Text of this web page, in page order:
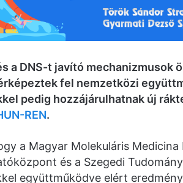
a DNS-t javító mechanizmusok
fel nemzetközi
pedig hozzájárulhatnak új
REN.
a Magyar Molekuláris
és a Szegedi
együttműködve elért